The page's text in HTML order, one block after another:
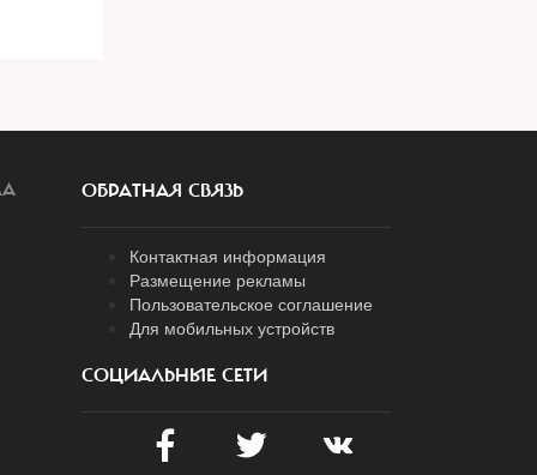
ОБРАТНАЯ СВЯЗЬ
Контактная информация
Размещение рекламы
Пользовательское соглашение
Для мобильных устройств
СОЦИАЛЬНЫЕ СЕТИ